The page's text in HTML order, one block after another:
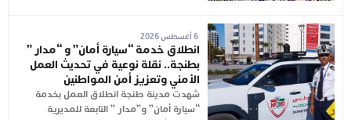
6 أغسطس 2026
انطلاق خدمة “سيارة أمان” و “مدار ”
بطنجة.. نقلة نوعية في تحديث العمل
الأمني وتعزيز أمن المواطنين
شهدت مدينة طنجة انطلاق العمل بخدمة
“سيارة أمان” و”مدار ” التابعة للمديرية